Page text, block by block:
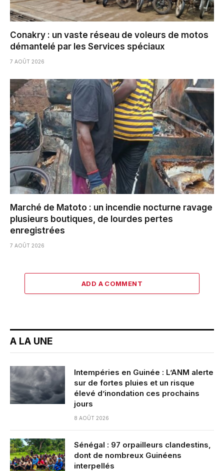
Conakry : un vaste réseau de voleurs de motos
démantelé par les Services spéciaux
7 AOÛT 2026
Marché de Matoto : un incendie nocturne ravage
plusieurs boutiques, de lourdes pertes
enregistrées
7 AOÛT 2026
ADD A COMMENT
A LA UNE
Intempéries en Guinée : L’ANM alerte
sur de fortes pluies et un risque
élevé d’inondation ces prochains
jours
8 AOÛT 2026
Sénégal : 97 orpailleurs clandestins,
dont de nombreux Guinéens
interpellés